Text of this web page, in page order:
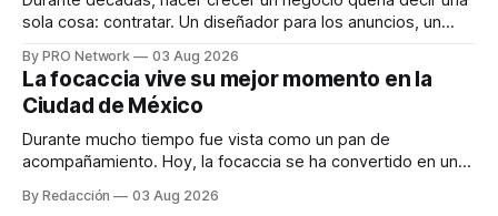
sola cosa: contratar. Un diseñador para los anuncios, un
para los textos, alguien que supiera de publicidad digital
para encontrar prospectos, un vendedor para atender
llamadas y mensajes, y —con suerte— una persona
By PRO Network 03 Aug 2026
La focaccia vive su mejor momento en la
Ciudad de México
Durante mucho tiempo fue vista como un pan de
acompañamiento. Hoy, la focaccia se ha convertido en uno
artesanal, ingredientes de calidad y experiencias que
By Redacción 03 Aug 2026